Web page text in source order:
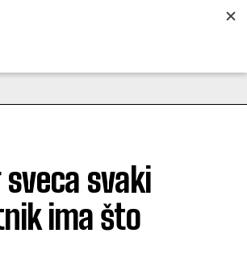
BUDITE
sveca svaki
ima što